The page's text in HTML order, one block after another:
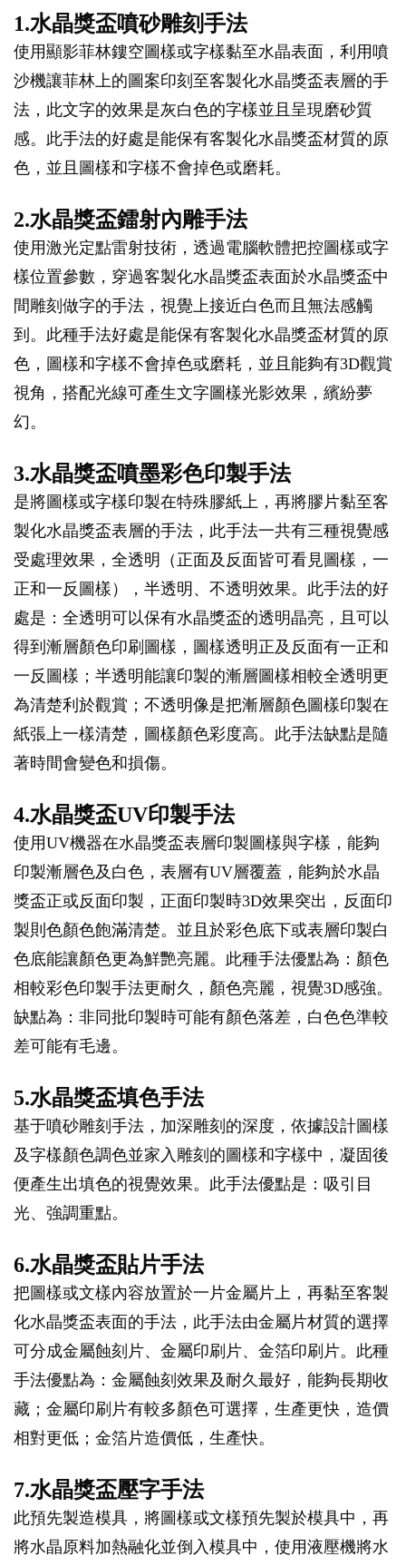
1.水晶獎盃噴砂雕刻手法
使用顯影菲林鏤空圖樣或字樣黏至水晶表面，利用噴
沙機讓菲林上的圖案印刻至客製化水晶獎盃表層的手
法，此文字的效果是灰白色的字樣並且呈現磨砂質
感。此手法的好處是能保有客製化水晶獎盃材質的原
色，並且圖樣和字樣不會掉色或磨耗。
2.水晶獎盃鐳射內雕手法
使用激光定點雷射技術，透過電腦軟體把控圖樣或字
樣位置參數，穿過客製化水晶獎盃表面於水晶獎盃中
間雕刻做字的手法，視覺上接近白色而且無法感觸
到。此種手法好處是能保有客製化水晶獎盃材質的原
色，圖樣和字樣不會掉色或磨耗，並且能夠有3D觀賞
視角，搭配光線可產生文字圖樣光影效果，繽紛夢
幻。
3.水晶獎盃噴墨彩色印製手法
是將圖樣或字樣印製在特殊膠紙上，再將膠片黏至客
製化水晶獎盃表層的手法，此手法一共有三種視覺感
受處理效果，全透明（正面及反面皆可看見圖樣，一
正和一反圖樣），半透明、不透明效果。此手法的好
處是：全透明可以保有水晶獎盃的透明晶亮，且可以
得到漸層顏色印刷圖樣，圖樣透明正及反面有一正和
一反圖樣；半透明能讓印製的漸層圖樣相較全透明更
為清楚利於觀賞；不透明像是把漸層顏色圖樣印製在
紙張上一樣清楚，圖樣顏色彩度高。此手法缺點是隨
著時間會變色和損傷。
4.水晶獎盃UV印製手法
使用UV機器在水晶獎盃表層印製圖樣與字樣，能夠
印製漸層色及白色，表層有UV層覆蓋，能夠於水晶
獎盃正或反面印製，正面印製時3D效果突出，反面印
製則色顏色飽滿清楚。並且於彩色底下或表層印製白
色底能讓顏色更為鮮艷亮麗。此種手法優點為：顏色
相較彩色印製手法更耐久，顏色亮麗，視覺3D感強。
缺點為：非同批印製時可能有顏色落差，白色色準較
差可能有毛邊。
5.水晶獎盃填色手法
基于噴砂雕刻手法，加深雕刻的深度，依據設計圖樣
及字樣顏色調色並家入雕刻的圖樣和字樣中，凝固後
便產生出填色的視覺效果。此手法優點是：吸引目
光、強調重點。
6.水晶獎盃貼片手法
把圖樣或文樣內容放置於一片金屬片上，再黏至客製
化水晶獎盃表面的手法，此手法由金屬片材質的選擇
可分成金屬蝕刻片、金屬印刷片、金箔印刷片。此種
手法優點為：金屬蝕刻效果及耐久最好，能夠長期收
藏；金屬印刷片有較多顏色可選擇，生產更快，造價
相對更低；金箔片造價低，生產快。
7.水晶獎盃壓字手法
此預先製造模具，將圖樣或文樣預先製於模具中，再
將水晶原料加熱融化並倒入模具中，使用液壓機將水